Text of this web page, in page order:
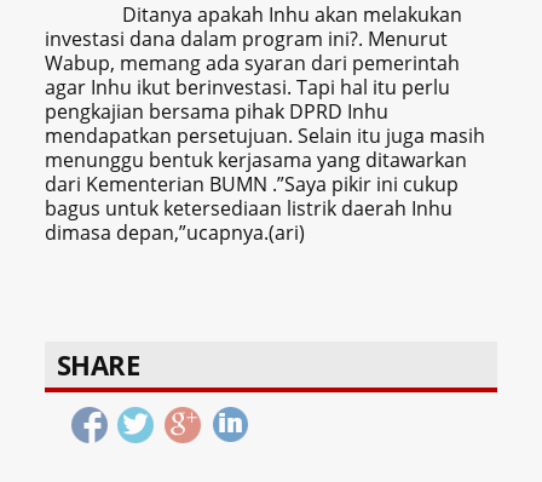
Ditanya apakah Inhu akan melakukan
investasi dana dalam program ini?. Menurut
Wabup, memang ada syaran dari pemerintah
agar Inhu ikut berinvestasi. Tapi hal itu perlu
pengkajian bersama pihak DPRD Inhu
mendapatkan persetujuan. Selain itu juga masih
menunggu bentuk kerjasama yang ditawarkan
dari Kementerian BUMN .”Saya pikir ini cukup
bagus untuk ketersediaan listrik daerah Inhu
dimasa depan,”ucapnya.(ari)
SHARE